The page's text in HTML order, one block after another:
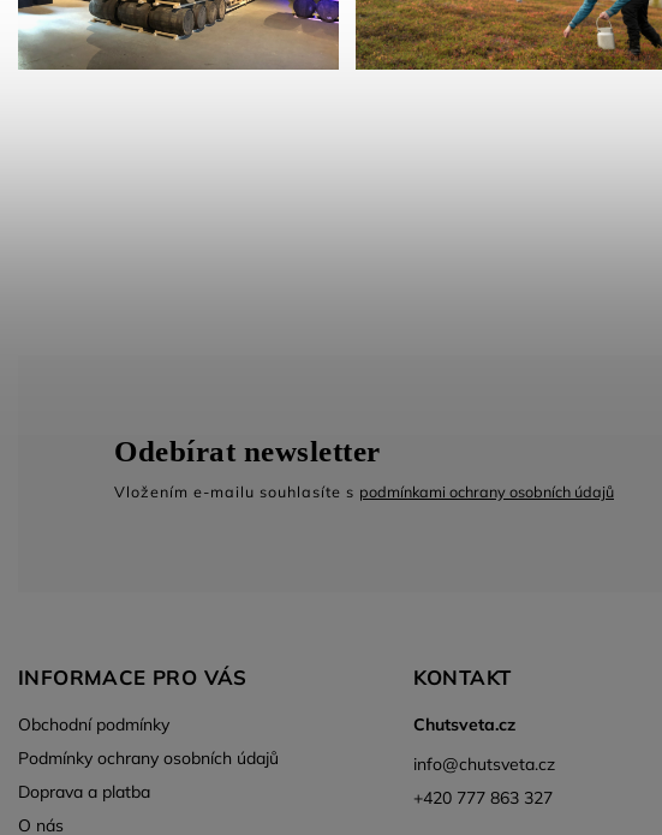
INFORMACE PRO VÁS
Obchodní podmínky
Podmínky ochrany osobních údajů
Doprava a platba
O nás
KONTAKT
Chutsveta.cz
info@chutsveta.cz
+420 777 863 327
Odebírat newsletter
Vložením e-mailu souhlasíte s podmínkami ochrany osobních údajů